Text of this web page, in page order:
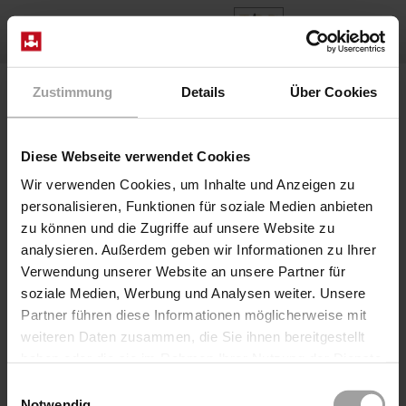
Zustimmung Details Über Cookies
Diese Webseite verwendet Cookies
Wir verwenden Cookies, um Inhalte und Anzeigen zu
personalisieren, Funktionen für soziale Medien anbieten
zu können und die Zugriffe auf unsere Website zu
analysieren. Außerdem geben wir Informationen zu Ihrer
Verwendung unserer Website an unsere Partner für
soziale Medien, Werbung und Analysen weiter. Unsere
Partner führen diese Informationen möglicherweise mit
weiteren Daten zusammen, die Sie ihnen bereitgestellt
EN
Diaphragm valve
Diaphragm valves
Diaphragm valves with solenoid actuator are used to
shut off gaseous and liquid media in pressurized
pipelines.
Thesealing element is a circular, bulging, rubber
diaphragmwith a special shape. The diaphragm is
clamped between the valve cover and the fitting, whose
flexibilityenables the stroke movement.
We distinguish between 2 control types for diaphragm